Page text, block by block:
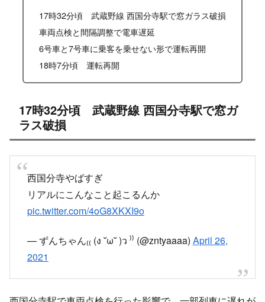
17時32分頃 武蔵野線 西国分寺駅で窓ガラス破損
車両点検と間隔調整で電車遅延
6号車と7号車に乗客を乗せない形で運転再開
18時7分頃 運転再開
17時32分頃 武蔵野線 西国分寺駅で窓ガ
ラス破損
西国分寺やばすぎ
リアルにこんなこと起こるんか
pic.twitter.com/4oG8XKXI9o
— ずんちゃん₍₍ (ง ˘ω˘ )ว ⁾⁾ (@zntyaaaa)April 26,
2021